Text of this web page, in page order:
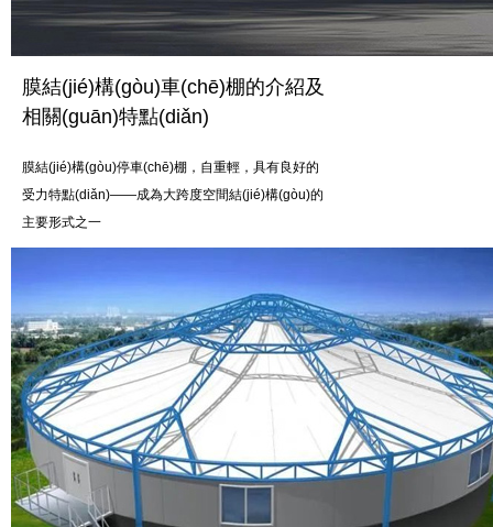
膜結(jié)構(gòu)車(chē)棚的介紹及
相關(guān)特點(diǎn)
膜結(jié)構(gòu)停車(chē)棚，自重輕，具有良好的
受力特點(diǎn)——成為大跨度空間結(jié)構(gòu)的
主要形式之一